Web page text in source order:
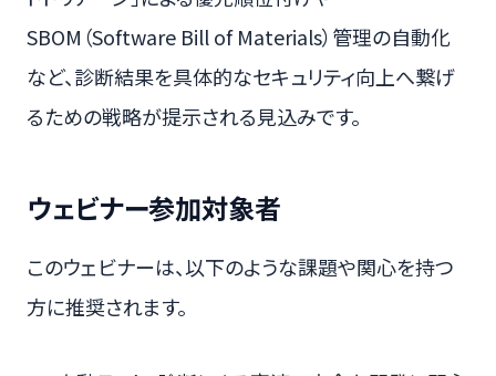
SBOM（Software Bill of Materials）管理の自動化
など、診断結果を具体的なセキュリティ向上へ繋げ
るための戦略が提示される見込みです。
ウェビナー参加対象者
このウェビナーは、以下のような課題や関心を持つ
方に推奨されます。